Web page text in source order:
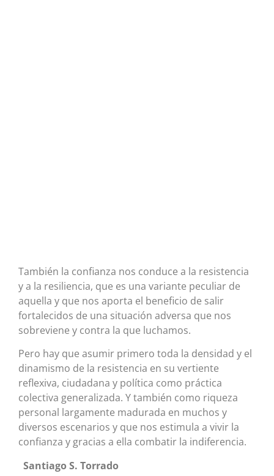
También la confianza nos conduce a la resistencia
y a la resiliencia, que es una variante peculiar de
aquella y que nos aporta el beneficio de salir
fortalecidos de una situación adversa que nos
sobreviene y contra la que luchamos.
Pero hay que asumir primero toda la densidad y el
dinamismo de la resistencia en su vertiente
reflexiva, ciudadana y política como práctica
colectiva generalizada. Y también como riqueza
personal largamente madurada en muchos y
diversos escenarios y que nos estimula a vivir la
confianza y gracias a ella combatir la indiferencia.
Santiago S. Torrado